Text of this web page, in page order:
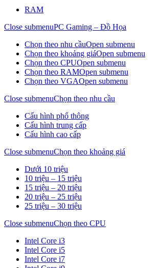
RAM
Close submenuPC Gaming – Đồ Họa
Chọn theo nhu cầuOpen submenu
Chọn theo khoảng giáOpen submenu
Chọn theo CPUOpen submenu
Chọn theo RAMOpen submenu
Chọn theo VGAOpen submenu
Close submenuChọn theo nhu cầu
Cấu hình phổ thông
Cấu hình trung cấp
Cấu hình cao cấp
Close submenuChọn theo khoảng giá
Dưới 10 triệu
10 triệu – 15 triệu
15 triệu – 20 triệu
20 triệu – 25 triệu
25 triệu – 30 triệu
Close submenuChọn theo CPU
Intel Core i3
Intel Core i5
Intel Core i7